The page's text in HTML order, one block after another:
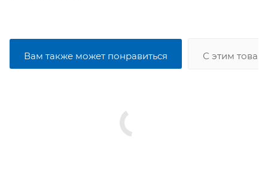
Вам также может понравиться С этим